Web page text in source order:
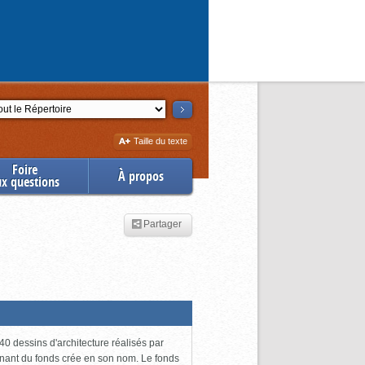
Augmenter
la
Taille du texte
Foire
questions À propos
Partager
dessins d'architecture réalisés par
du fonds crée en son nom. Le fonds